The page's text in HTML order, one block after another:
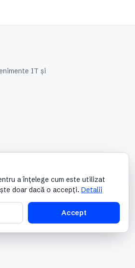
IT și
a înțelege cum este utilizat
doar dacă o accepți. Detalii
Accept